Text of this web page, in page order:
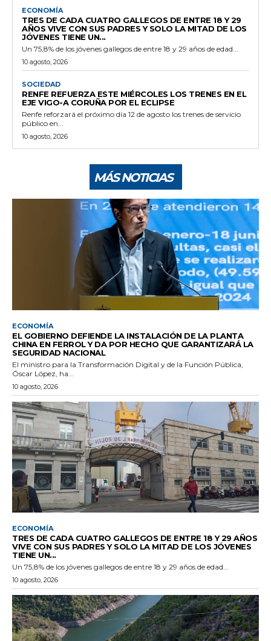
ECONOMÍA
TRES DE CADA CUATRO GALLEGOS DE ENTRE 18 Y 29
AÑOS VIVE CON SUS PADRES Y SOLO LA MITAD DE LOS
JÓVENES TIENE UN...
Un 75,8% de los jóvenes gallegos de entre 18 y 29 años de edad...
10 agosto, 2026
SOCIEDAD
RENFE REFUERZA ESTE MIÉRCOLES LOS TRENES EN EL
EJE VIGO-A CORUÑA POR EL ECLIPSE
Renfe reforzará el próximo día 12 de agosto los trenes de servicio
público en...
10 agosto, 2026
MÁS NOTICIAS
ECONOMÍA
EL GOBIERNO DEFIENDE LA INSTALACIÓN DE LA PLANTA
CHINA EN FERROL Y DA POR HECHO QUE GARANTIZARÁ LA
SEGURIDAD NACIONAL
El ministro para la Transformación Digital y de la Función Pública,
Óscar López, ha...
10 agosto, 2026
ECONOMÍA
TRES DE CADA CUATRO GALLEGOS DE ENTRE 18 Y 29 AÑOS
VIVE CON SUS PADRES Y SOLO LA MITAD DE LOS JÓVENES
TIENE UN...
Un 75,8% de los jóvenes gallegos de entre 18 y 29 años de edad...
10 agosto, 2026